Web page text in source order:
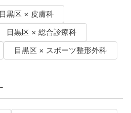
目黒区 × 皮膚科
目黒区 × 総合診療科
目黒区 × スポーツ整形外科